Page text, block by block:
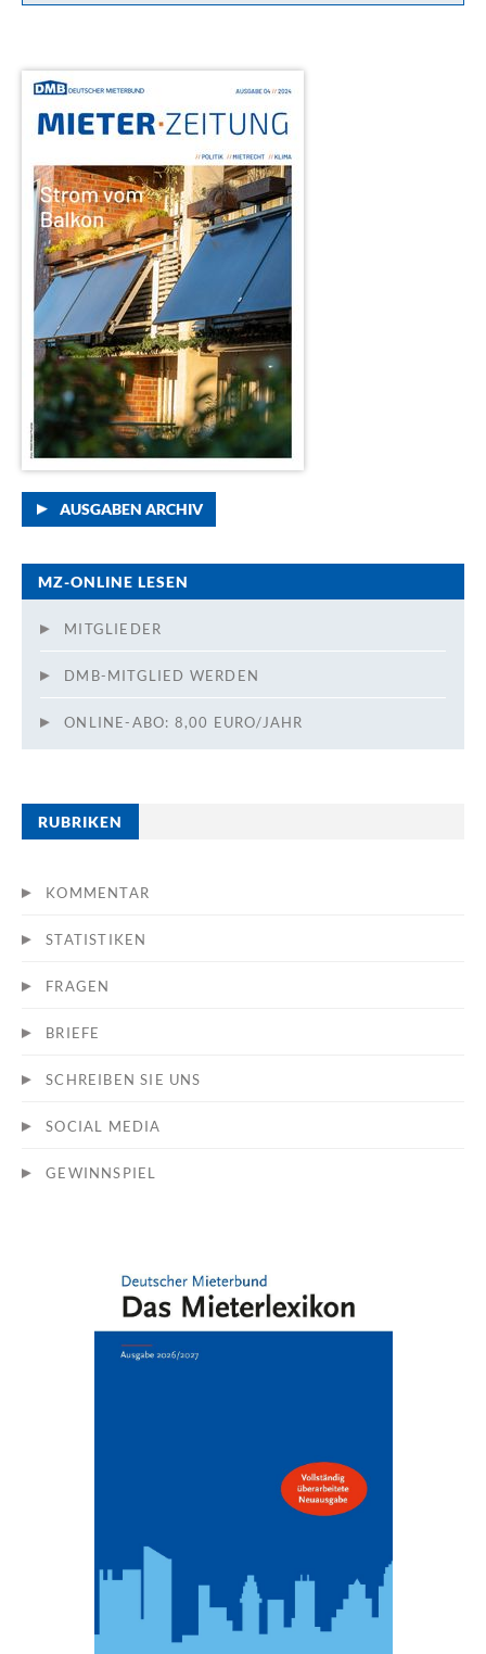
AUSGABEN ARCHIV
MZ-ONLINE LESEN
MITGLIEDER
DMB-MITGLIED WERDEN
ONLINE-ABO: 8,00 EURO/JAHR
RUBRIKEN
KOMMENTAR
STATISTIKEN
FRAGEN
BRIEFE
SCHREIBEN SIE UNS
SOCIAL MEDIA
GEWINNSPIEL